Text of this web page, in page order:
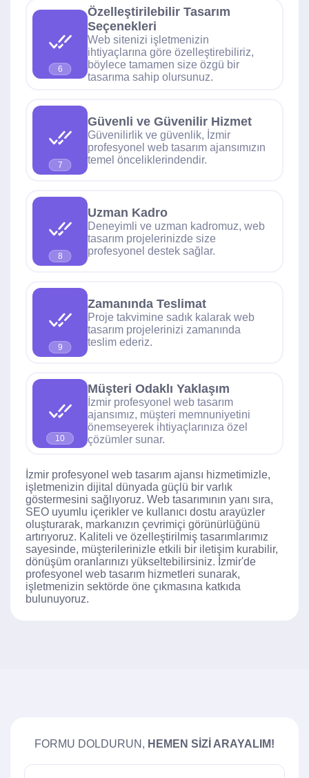
6
Özelleştirilebilir Tasarım
Seçenekleri
Web sitenizi işletmenizin
ihtiyaçlarına göre özelleştirebiliriz,
böylece tamamen size özgü bir
tasarıma sahip olursunuz.
7
Güvenli ve Güvenilir Hizmet
Güvenilirlik ve güvenlik, İzmir
profesyonel web tasarım ajansımızın
temel önceliklerindendir.
8
Uzman Kadro
Deneyimli ve uzman kadromuz, web
tasarım projelerinizde size
profesyonel destek sağlar.
9
Zamanında Teslimat
Proje takvimine sadık kalarak web
tasarım projelerinizi zamanında
teslim ederiz.
10
Müşteri Odaklı Yaklaşım
İzmir profesyonel web tasarım
ajansımız, müşteri memnuniyetini
önemseyerek ihtiyaçlarınıza özel
çözümler sunar.
İzmir profesyonel web tasarım ajansı hizmetimizle,
işletmenizin dijital dünyada güçlü bir varlık
göstermesini sağlıyoruz. Web tasarımının yanı sıra,
SEO uyumlu içerikler ve kullanıcı dostu arayüzler
oluşturarak, markanızın çevrimiçi görünürlüğünü
artırıyoruz. Kaliteli ve özelleştirilmiş tasarımlarımız
sayesinde, müşterilerinizle etkili bir iletişim kurabilir,
dönüşüm oranlarınızı yükseltebilirsiniz. İzmir'de
profesyonel web tasarım hizmetleri sunarak,
işletmenizin sektörde öne çıkmasına katkıda
bulunuyoruz.
FORMU DOLDURUN, HEMEN SIZI ARAYALIM!